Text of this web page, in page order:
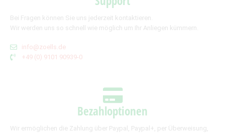
Bei Fragen können Sie uns jederzeit kontaktieren.
Wir werden uns so schnell wie möglich um Ihr Anliegen kümmern.
info@zoells.de
+49 (0) 9101 90939-0
Bezahloptionen
Wir ermöglichen die Zahlung über Paypal, Paypal+, per Überweisung,